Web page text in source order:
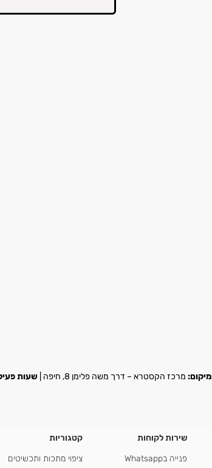
מיקום: מרכז הקסטרא – דרך משה פלימן 8, חיפה | שעות
שירות לקוחות
פנייה בWhatsapp
קטגוריות
ציפוי מתכות ותכשיטים